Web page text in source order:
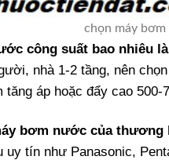
chọn máy
công suất bao nhiêu
nhà 1-2 tầng, nên
áp hoặc đẩy cao 500-
bơm nước của thương
tín như Panasonic,